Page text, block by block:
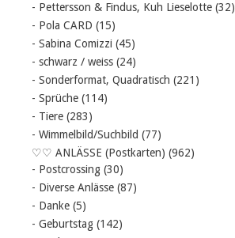
- Pettersson & Findus, Kuh Lieselotte (32)
- Pola CARD (15)
- Sabina Comizzi (45)
- schwarz / weiss (24)
- Sonderformat, Quadratisch (221)
- Sprüche (114)
- Tiere (283)
- Wimmelbild/Suchbild (77)
♡♡ ANLÄSSE (Postkarten) (962)
- Postcrossing (30)
- Diverse Anlässe (87)
- Danke (5)
- Geburtstag (142)